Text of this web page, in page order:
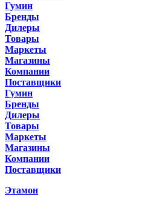
Гумин
Бренды
Дилеры
Товары
Маркеты
Магазины
Компании
Поставщики
Гумин
Бренды
Дилеры
Товары
Маркеты
Магазины
Компании
Поставщики
Этамон